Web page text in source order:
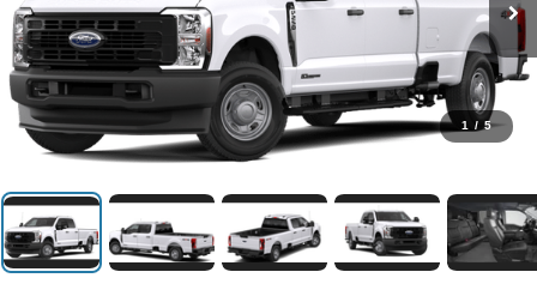
1 / 5